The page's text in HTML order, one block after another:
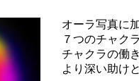
オーラ写真に
７つのチャク
チャクラの働
より深い助け